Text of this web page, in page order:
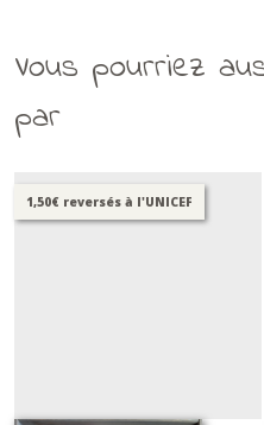
Vous pourriez
par
1,50€ reversés à l'UNICEF